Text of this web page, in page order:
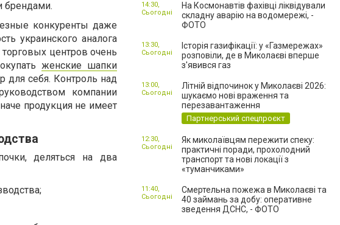
брендами.
конкуренты даже
украинского аналога
центров очень
женские шапки
для себя. Контроль над
компании
продукция не имеет
деляться на два
На Космонавтів фахівці ліквідували
складну аварію на водомережі, -
ФОТО
14:30,
Сьогодні
Історія газифікації: у «Газмережах»
розповіли, де в Миколаєві вперше
з'явився газ
13:30,
Сьогодні
Літній відпочинок у Миколаєві 2026:
шукаємо нові враження та
перезавантаження
Партнерський спецпроєкт
13:00,
Сьогодні
Як миколаївцям пережити спеку:
практичні поради, прохолодний
транспорт та нові локації з
«туманчиками»
12:30,
Сьогодні
Смертельна пожежа в Миколаєві та
40 займань за добу: оперативне
зведення ДСНС, - ФОТО
11:40,
Сьогодні